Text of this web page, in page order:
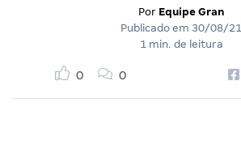
Por Equipe Gran
Publicado em 30/08/21
1 min. de leitura
0 0